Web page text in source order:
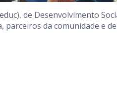
de Desenvolvimento
parceiros da comunidade e de